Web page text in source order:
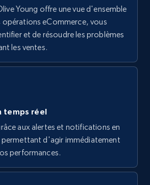
Young offre une vue d'ensemble
eCommerce, vous
et de résoudre les problèmes
les ventes.
temps réel
aux alertes et notifications en
permettant d'agir immédiatement
performances.